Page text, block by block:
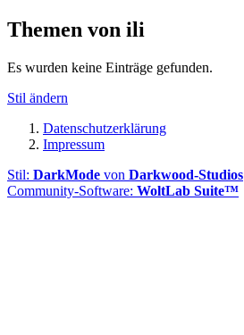
Themen von ili
Es wurden keine Einträge gefunden.
Stil ändern
Datenschutzerklärung
Impressum
Stil: DarkMode von Darkwood-Studios
Community-Software: WoltLab Suite™